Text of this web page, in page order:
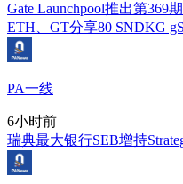
Gate Launchpool推出第369
ETH、GT分享80 SNDKG
PA一线
6小时前
瑞典最大银行SEB增持